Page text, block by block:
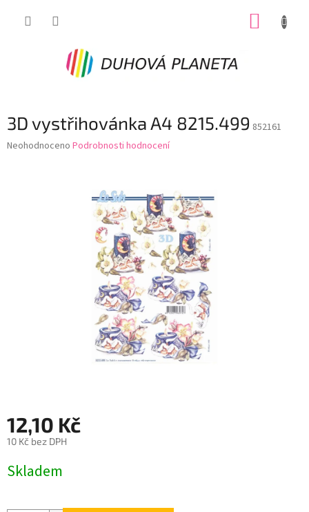
3D vystřihovánka A4 8215.499 852161
Průměrné
Neohodnoceno Podrobnosti hodnocení
12,10 Kč
10 Kč bez DPH
cena:
Skladem